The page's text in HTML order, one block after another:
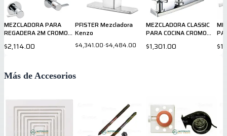
MEZCLADORA PARA
REGADERA 2M CROMO
$2,114.00
PFISTER Mezcladora
Kenzo
$4,341.00-$4,484.00
MEZCLADORA CLASSIC
PARA COCINA CROMO
$1,301.00
Más de Accesorios